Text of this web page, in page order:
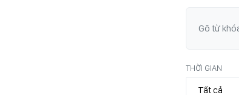
THỜI GIAN